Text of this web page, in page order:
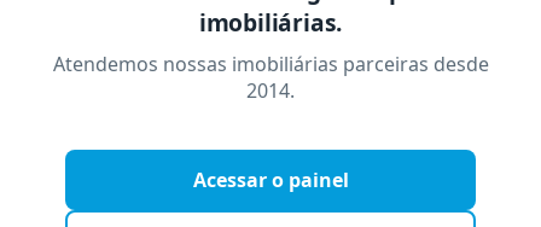
imobiliárias.
Atendemos nossas imobiliárias parceiras desde
2014.
Acessar o painel